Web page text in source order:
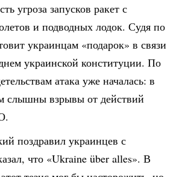
угроза запусков ракет с
и подводных лодок. Судя по
украинцам «подарок» в связи
украинской конституции. По
атака уже началась: в
слышны взрывы от действий
поздравил украинцев с
что «Ukraine über alles». В